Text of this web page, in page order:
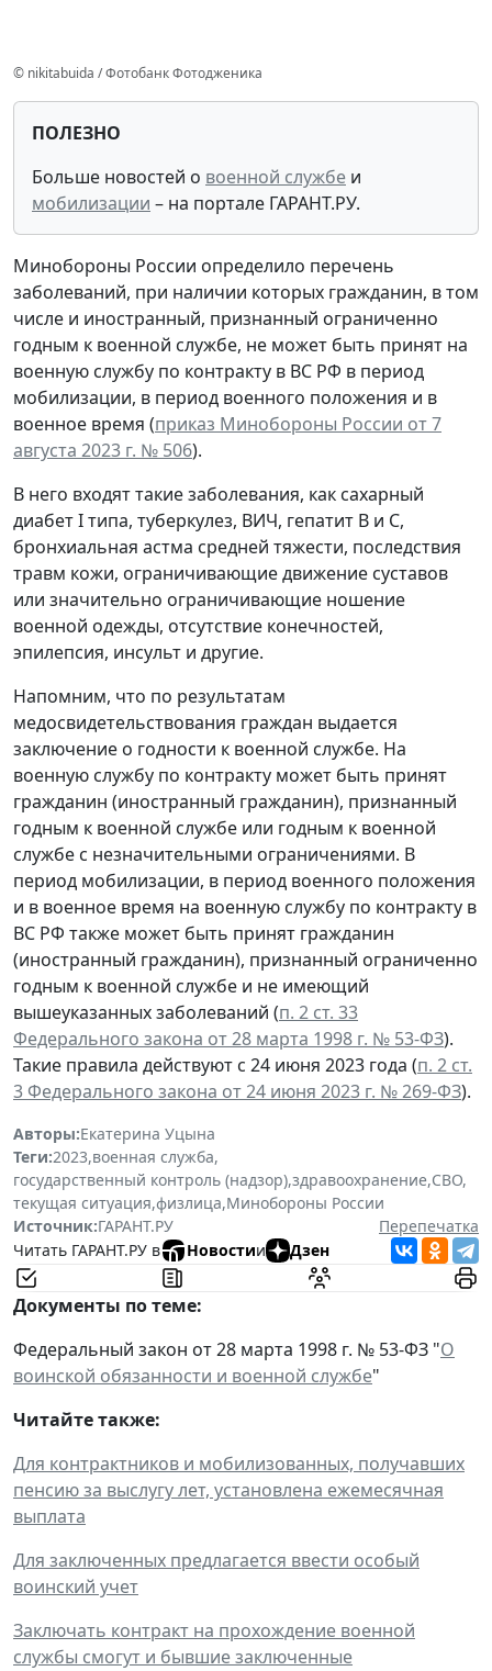
© nikitabuida / Фотобанк Фотодженика
ПОЛЕЗНО
Больше новостей о военной службе и
мобилизации – на портале ГАРАНТ.РУ.
Минобороны России определило перечень
заболеваний, при наличии которых гражданин, в том
числе и иностранный, признанный ограниченно
годным к военной службе, не может быть принят на
военную службу по контракту в ВС РФ в период
мобилизации, в период военного положения и в
военное время (приказ Минобороны России от 7
августа 2023 г. № 506).
В него входят такие заболевания, как сахарный
диабет I типа, туберкулез, ВИЧ, гепатит В и С,
бронхиальная астма средней тяжести, последствия
травм кожи, ограничивающие движение суставов
или значительно ограничивающие ношение
военной одежды, отсутствие конечностей,
эпилепсия, инсульт и другие.
Напомним, что по результатам
медосвидетельствования граждан выдается
заключение о годности к военной службе. На
военную службу по контракту может быть принят
гражданин (иностранный гражданин), признанный
годным к военной службе или годным к военной
службе с незначительными ограничениями. В
период мобилизации, в период военного положения
и в военное время на военную службу по контракту в
ВС РФ также может быть принят гражданин
(иностранный гражданин), признанный ограниченно
годным к военной службе и не имеющий
вышеуказанных заболеваний (п. 2 ст. 33
Федерального закона от 28 марта 1998 г. № 53-ФЗ).
Такие правила действуют с 24 июня 2023 года (п. 2 ст.
3 Федерального закона от 24 июня 2023 г. № 269-ФЗ).
Авторы:Екатерина Уцына
Теги:2023,военная служба,
государственный контроль (надзор),здравоохранение,СВО,
текущая ситуация,физлица,Минобороны России
Источник:ГАРАНТ.РУ
Перепечатка
Читать ГАРАНТ.РУ в
Новостии Дзен
Документы по теме:
Федеральный закон от 28 марта 1998 г. № 53-ФЗ "О
воинской обязанности и военной службе"
Читайте также:
Для контрактников и мобилизованных, получавших
пенсию за выслугу лет, установлена ежемесячная
выплата
Для заключенных предлагается ввести особый
воинский учет
Заключать контракт на прохождение военной
службы смогут и бывшие заключенные